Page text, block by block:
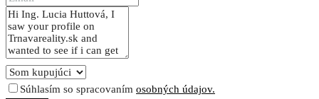
Súhlasím so spracovaním osobných údajov.